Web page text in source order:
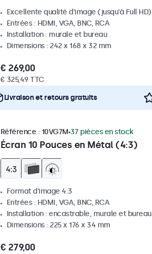
Excellente qualité d'image (jusqu'à Full HD)
Entrées : HDMI, VGA, BNC, RCA
Installation : murale et bureau
Dimensions : 242 x 168 x 32 mm
€ 269,00
€ 325,49 TTC
Livraison et retours gratuits
Écran 10 Pouces en Métal (4:3)
Référence : 10VG7M 37 pièces en stock
Format d'image 4:3
Entrées : HDMI, VGA, BNC, RCA
Installation : encastrable, murale et bureau
Dimensions : 225 x 176 x 34 mm
€ 279,00